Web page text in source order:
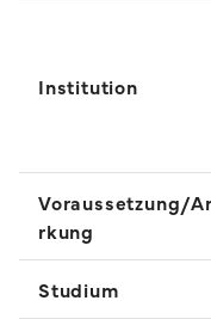
Institution
Voraussetzung/
rkung
Studium